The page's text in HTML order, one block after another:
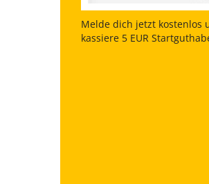
Melde dich jetzt kostenlos
kassiere 5 EUR